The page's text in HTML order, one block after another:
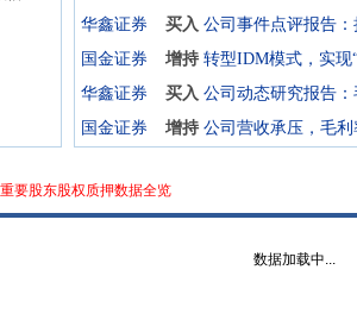
华鑫证券
买入
国金证券
增持
华鑫证券
买入
国金证券
增持 公司营收承压，毛
重要股东股权质押数据全览